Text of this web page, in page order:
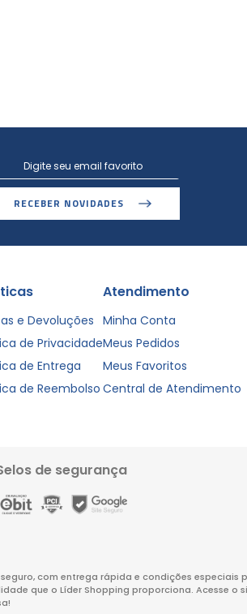
RECEBER NOVIDADES
e Devoluções
de Privacidade
de Entrega
de Reembolso
Atendimento
Minha Conta
Meus Pedidos
Meus Favoritos
Central de Atendimento
de segurança
seguro, com entrega rápida e condições especiais
que o Líder Shopping proporciona. Acesse o